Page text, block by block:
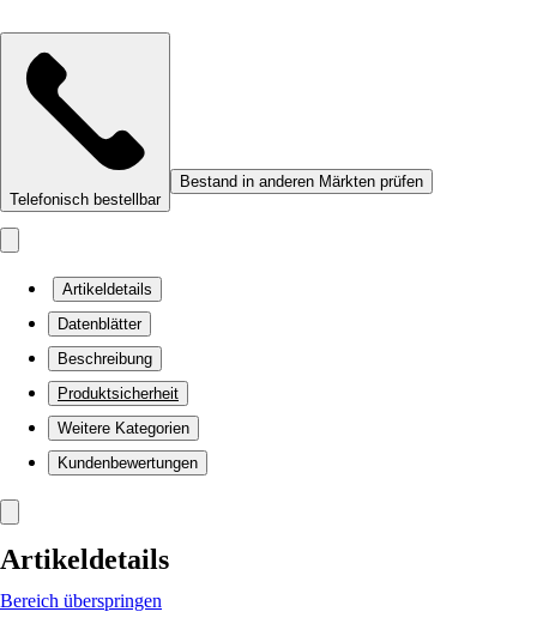
Telefonisch bestellbar
Bestand in anderen Märkten prüfen
Artikeldetails
Datenblätter
Beschreibung
Produktsicherheit
Weitere Kategorien
Kundenbewertungen
Artikeldetails
Bereich überspringen